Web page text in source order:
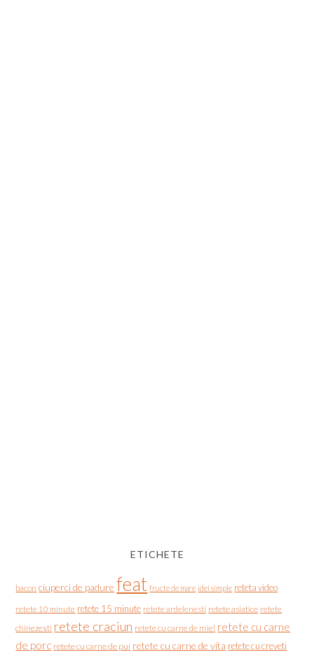
ETICHETE
bacon ciuperci de padure feat fructe de mare idei simple reteta video
retete 10 minute retete 15 minute retete ardelenesti retete asiatice retete
chinezesti retete craciun retete cu carne de miel retete cu carne
de porc retete cu carne de pui retete cu carne de vita retete cu creveti